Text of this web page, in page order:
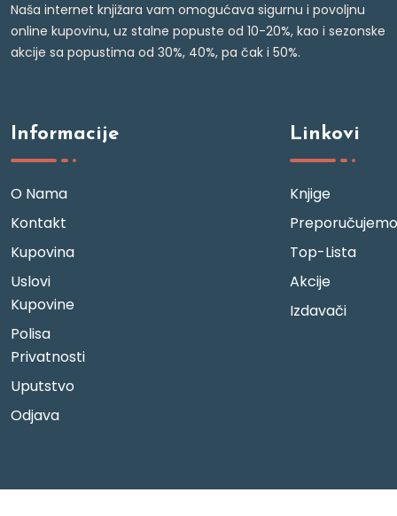
Naša internet knjižara vam omogućava sigurnu i povoljnu
online kupovinu, uz stalne popuste od 10-20%, kao i sezonske
akcije sa popustima od 30%, 40%, pa čak i 50%.
Informacije
O Nama
Kontakt
Kupovina
Uslovi
Kupovine
Polisa
Privatnosti
Uputstvo
Odjava
Linkovi
Knjige
Preporučujemo
Top-Lista
Akcije
Izdavači